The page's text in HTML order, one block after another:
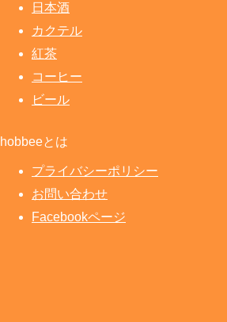
日本酒
カクテル
紅茶
コーヒー
ビール
hobbeeとは
プライバシーポリシー
お問い合わせ
Facebookページ